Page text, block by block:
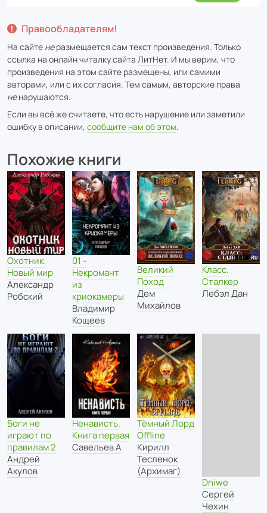
Правообладателям!
На сайте неразмещается сам текст произведения. Только
ссылка на онлайн читалку сайта ЛитНет. И мы верим, что
произведения на этом сайте размещены, или самими
авторами, или с их согласия. Тем самым, авторские права
ненарушаются.
Если вы всё же считаете, что есть нарушение или заметили
ошибку в описании, сообщите нам об этом.
Похожие книги
Охотник:
Новый мир
Александр
Робский
01 -
Некромант
из
криокамеры
Владимир
Кощеев
Великий
Поход
Дем
Михайлов
Класс.
Сталкер
Лебэл Дан
Боги не
играют по
правилам 2
Андрей
Акулов
Ненависть.
Книга первая
Савельев А
Тёмный Лорд
Offline
Кирилл
Тесленок
(Архимаг)
Dniwe
Сергей
Чехин